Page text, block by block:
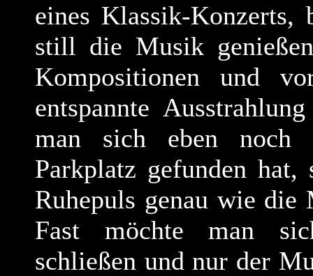
eines Klassik-
still die Musik
Kompositionen und
entspannte
man sich eben noch
Parkplatz gefunden
Ruhepuls genau wie
Fast möchte man
schließen und nur der